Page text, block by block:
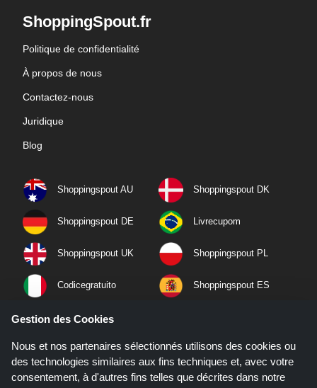
ShoppingSpout.fr
Politique de confidentialité
À propos de nous
Contactez-nous
Juridique
Blog
Shoppingspout AU Shoppingspout DK
Shoppingspout DE Livrecupom
Shoppingspout UK Shoppingspout PL
Codicegratuito Shoppingspout ES
Shoppingspout NL
Shoppingspout PT Shoppingspout NO
Gestion des Cookies
Nous et nos partenaires sélectionnés utilisons des cookies ou
des technologies similaires aux fins techniques et, avec votre
consentement, à d'autres fins telles que décrites dans notre